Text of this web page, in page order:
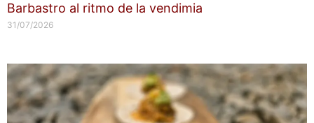
Barbastro al ritmo de la vendimia
31/07/2026